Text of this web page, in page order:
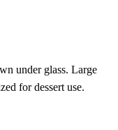
under glass. Large
for dessert use.